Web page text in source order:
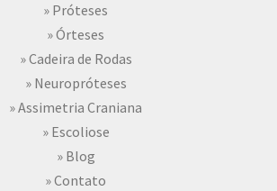
» Próteses
» Órteses
» Cadeira de Rodas
» Neuropróteses
» Assimetria Craniana
» Escoliose
» Blog
» Contato